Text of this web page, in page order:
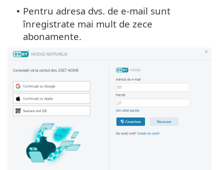
• Pentru adresa dvs. de e-mail sunt
înregistrate mai mult de zece
abonamente.